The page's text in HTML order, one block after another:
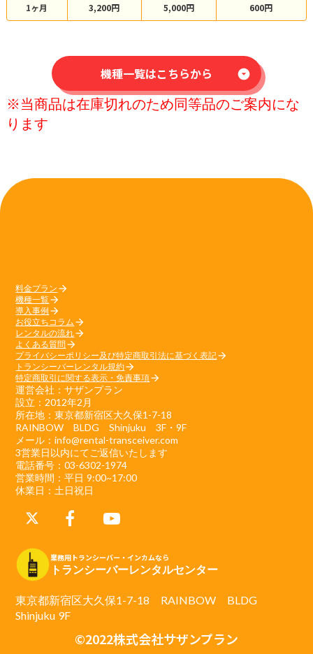
1ヶ月 3,200円 5,000円 600円
機種一覧はこちらから arrow_drop_down_circle
※当商品は在庫切れのため同等品のご案内にな
ります
料金プラン arrow_forward
機種一覧arrow_forward
導入事例 arrow_forward
お役立ちコラム arrow_forward
レンタルの流れarrow_forward
よくある質問 arrow_forward
プライバシーポリシー及び特定商取引法に基づく表記arrow_forward
トランシーバーレンタル規約arrow_forward
特定商取引に関する表示・免責事項arrow_forward
運営会社：サザンプラン
設立：2012年2月
所在地：東京都新宿区大久保1-7-18
RAINBOW BLDG Shinjuku 3F・9F
メール：info@rental-transceiver.com
3営業日以内にてご返信いたします
電話番号：03-6302-1974
営業時間：平日 9:00~17:00
休業日：土日祝日
業務用トランシーバー・インカムなら
トランシーバーレンタルセンター
東京都新宿区大久保1-7-18 RAINBOW BLDG
Shinjuku 9F
©2022株式会社サザンプラン